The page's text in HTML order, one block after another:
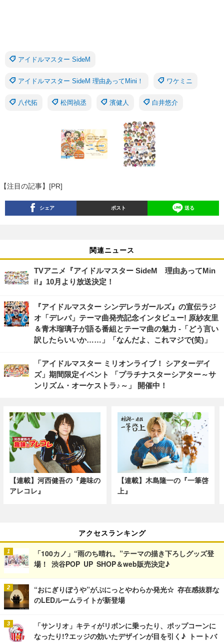
アイドルマスター SideM
アイドルマスター SideM 理由あってMini！ ワケミニ
八代拓 松岡禎丞 濱健人 白井悠介
【注目の記事】[PR]
シェア ポスト 送る
関連ニュース
TVアニメ『アイドルマスター SideM 理由あってMin
i!』10月より放送決定！
『アイドルマスター シンデレラガールズ』の宣伝ラジ
オ「デレパ」テーマ曲発売記念インタビュー! 原紗友里
＆青木瑠璃子が語る番組とテーマ曲の魅力 -「どう言い
訳したらいいか……」「なんだよ、これマジで(笑)」
「アイドルマスター ミリオンライブ！ シアターデイ
ズ」期間限定イベント 「プラチナスターシアター～サ
ンリズム・オーケストラ♪～」 開催中！
【連載】河西健吾の『趣味の
アレコレ』
【連載】木島隆一の『一筆啓
上』
アクセスランキング
「100カノ」“雨のち晴れ。”テーマの描き下ろしグッズ登
場！ 渋谷POP UP SHOP＆web販売決定♪
“おにぎりぼうや”がぷにっとやわらか発光☆ 存在感抜群な
のLEDルームライトが新登場
「サンリオ」キティがリボンに乗ったり、ポップコーンに
なったり!?エッジの効いたデザインが目を引く♪ トートバ